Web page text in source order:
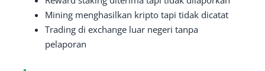
Mining menghasilkan kripto tapi tidak dicatat
Trading di exchange luar negeri tanpa
pelaporan